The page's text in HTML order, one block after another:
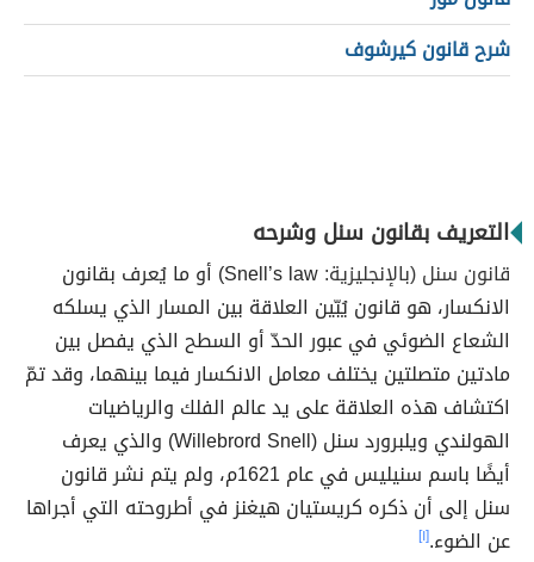
شرح قانون كيرشوف
التعريف بقانون سنل وشرحه
قانون سنل (بالإنجليزية:
Snell’s law) أو ما يُعرف بقانون
الانكسار، هو قانون يُبّين العلاقة بين المسار الذي يسلكه
الشعاع الضوئي في عبور الحدّ أو السطح الذي يفصل بين
مادتين متصلتين يختلف معامل الانكسار فيما بينهما، وقد تمّ
اكتشاف هذه العلاقة على يد عالم الفلك والرياضيات
الهولندي ويلبرورد سنل (Willebrord Snell) والذي يعرف
أيضًا باسم سنيليس في عام 1621م، ولم يتم نشر قانون
سنل إلى أن ذكره كريستيان هيغنز في أطروحته التي أجراها
عن الضوء.[١]